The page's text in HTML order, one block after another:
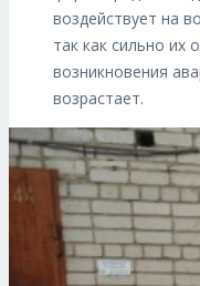
воздействует на
так как сильно их
возникновения
возрастает.